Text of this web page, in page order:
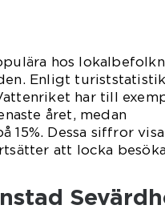
hos
Enligt
har till
året, medan
15%. Dessa siffror
att locka